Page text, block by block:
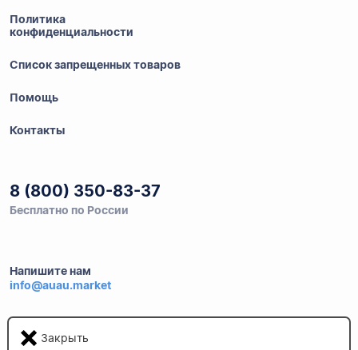
Политика
конфиденциальности
Список запрещенных товаров
Помощь
Контакты
8 (800) 350-83-37
Бесплатно по России
Напишите нам
info@auau.market
ул.Калязинская 6, оф. 2
Закрыть